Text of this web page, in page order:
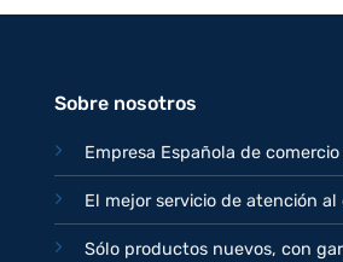
originalactual
Sobre nosotros
Empresa Española de
El mejor servicio de atención
Sólo productos nuevos, con